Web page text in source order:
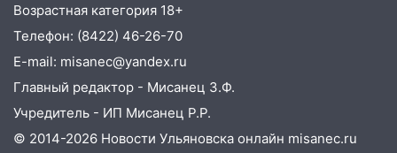
пешеходных переходах
14:40
запретили остановку автомобилей на
50-метровом участке
14:22 В Новом городе 8 августа пройдет
большой фестиваль «Наше время» с
Возрастная категория 18+
Телефон: (8422) 46-26-70
E-mail: misanec@yandex.ru
Главный редактор - Мисанец З.Ф.
Учредитель - ИП Мисанец Р.Р.
© 2014-2026 Новости Ульяновска онлайн misanec.ru